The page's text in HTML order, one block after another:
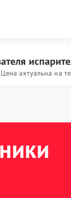
Цена актуальна на